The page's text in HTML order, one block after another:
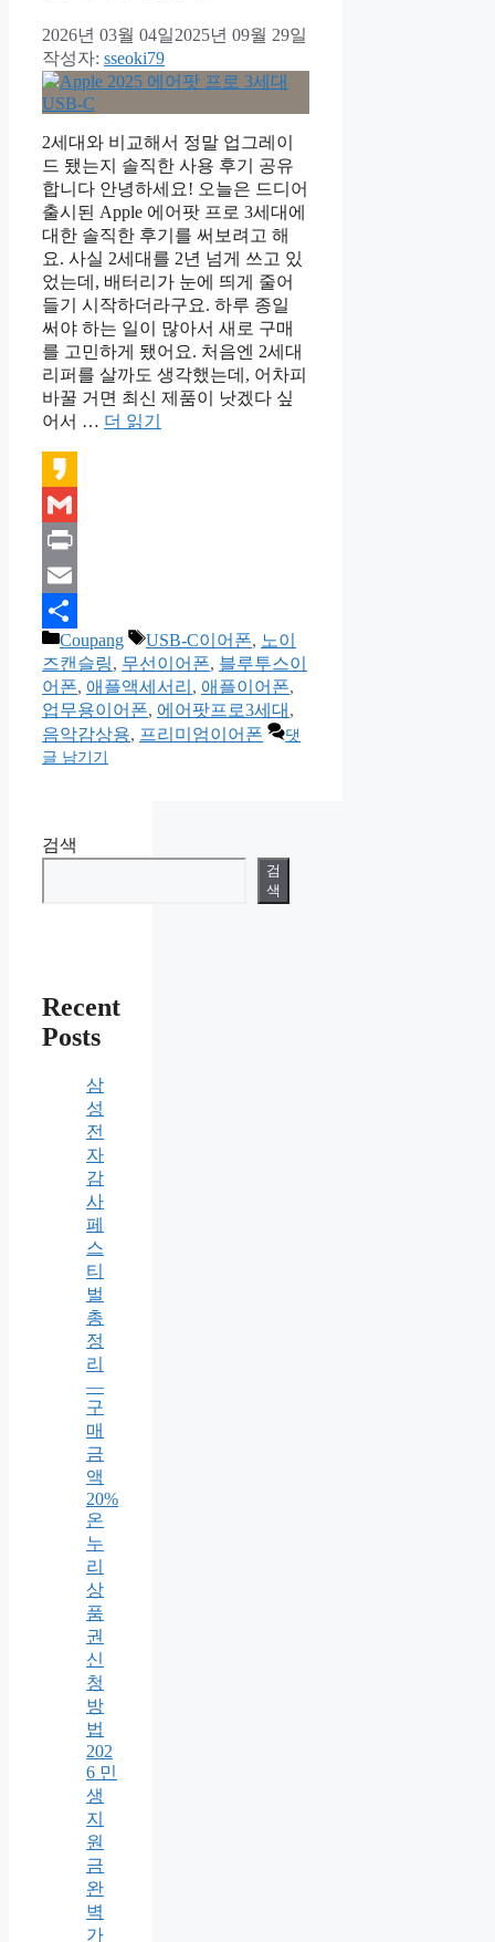
2026년 03월 04일2025년 09월 29일
작성자: sseoki79
2세대와 비교해서 정말 업그레이
드 됐는지 솔직한 사용 후기 공유
합니다 안녕하세요! 오늘은 드디어
출시된 Apple 에어팟 프로 3세대에
대한 솔직한 후기를 써보려고 해
요. 사실 2세대를 2년 넘게 쓰고 있
었는데, 배터리가 눈에 띄게 줄어
들기 시작하더라구요. 하루 종일
써야 하는 일이 많아서 새로 구매
를 고민하게 됐어요. 처음엔 2세대
리퍼를 살까도 생각했는데, 어차피
바꿀 거면 최신 제품이 낫겠다 싶
어서 … 더 읽기
Kakao
Gmail
Print
Email
Share
카
테
고
리
Coupang
태
그
USB-C이어폰, 노이
즈캔슬링, 무선이어폰, 블루투스이
어폰, 애플액세서리 , 애플이어폰,
업무용이어폰, 에어팟프로3세대 ,
음악감상용, 프리미엄이어폰
댓
글 남기기
검색
검
색
Recent
Posts
삼
성
전
자
감
사
페
스
티
벌
총
정
리
—
구
매
금
액
20%
온
누
리
상
품
권
신
청
방
법
202
6 민
생
지
원
금
완
벽
가